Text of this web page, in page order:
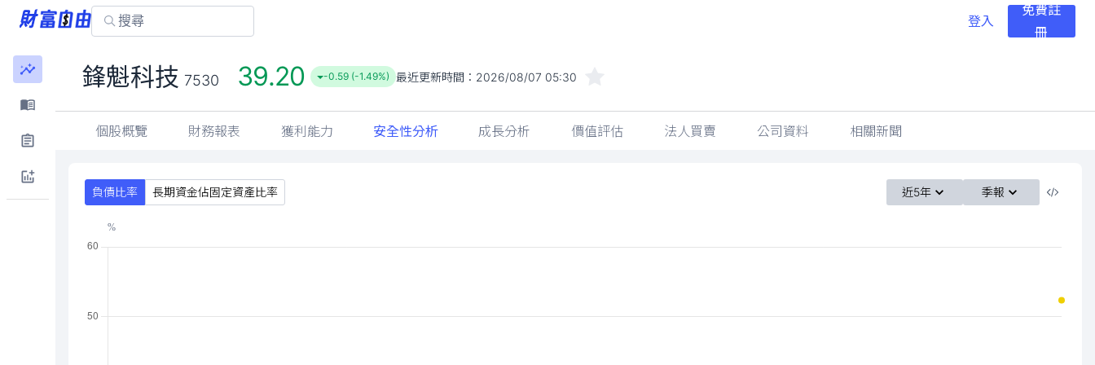
登入
免費註
冊
鋒魁科技 7530 39.20 -0.59 (-1.49%) 最近更新時間： 2026/08/07 05:30
個股概覽 財務報表 獲利能力 安全性分析 成長分析 價值評估 法人買賣 公司資料 相關新聞
負債比率 長期資金佔固定資產比率 近5年 季報